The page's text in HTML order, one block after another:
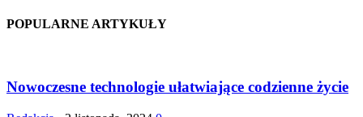
POPULARNE ARTYKUŁY
Nowoczesne technologie ułatwiające codzienne życie